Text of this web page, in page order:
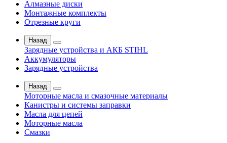
Алмазные диски
Монтажные комплекты
Отрезные круги
Назад
Зарядные устройства и АКБ STIHL
Аккумуляторы
Зарядные устройства
Назад
Моторные масла и смазочные материалы
Канистры и системы заправки
Масла для цепей
Моторные масла
Смазки